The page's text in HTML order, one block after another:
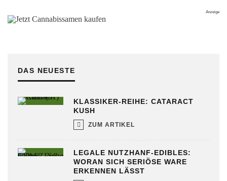
DAS NEUESTE
KLASSIKER-REIHE: CATARACT
KUSH
ZUM ARTIKEL
LEGALE NUTZHANF-EDIBLES:
WORAN SICH SERIÖSE WARE
ERKENNEN LÄSST